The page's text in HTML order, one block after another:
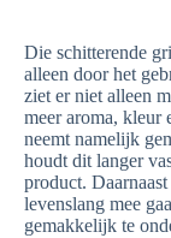
Die schitterende
alleen door het
ziet er niet alleen
meer aroma, kleur
neemt namelijk
houdt dit langer
product.
levenslang mee
gemakkelijk te